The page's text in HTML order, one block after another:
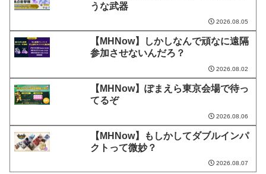
うな武器
2026.08.05
【MHNow】しかしなんで頑なに遠隔
参加させないんだろ？
2026.08.02
【MHNow】ぽまえら東京会場で待っ
てるぞ
2026.08.06
【MHNow】もしかしてダブルインパ
クトって微妙？
2026.08.07